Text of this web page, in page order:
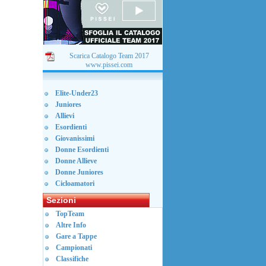
Scarica Catalogo Team 2017
www.pissei.com
Elite-Under23
Juniores
Allievi
Esordienti
Giovanissimi
Donne Esordienti
Donne Allieve
Donne Juniores
Cicloamatori
Sezioni
TopTeam
Altre Info
Gare a Tappe
Campionati
Classifiche